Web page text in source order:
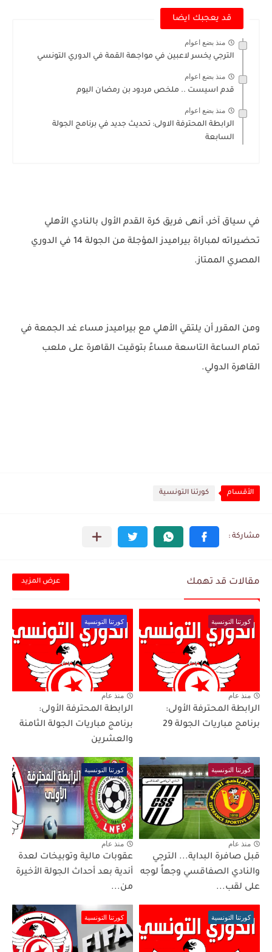
قد يعجبك ايضا
منذ بضع اعوام
الترجي يخسر لاعبين في مواجهة القمة في الدوري التونسي
منذ بضع اعوام
قدم اسيست .. ملخص مردود بن رمضان اليوم
منذ بضع اعوام
الرابطة المحترفة الاولى: تحديث جديد في برنامج الجولة
السابعة
في سياق آخر، أنهى فريق كرة القدم الأول بالنادي الأهلي
تحضيراته لمباراة بيراميدز المؤجلة من الجولة 14 في الدوري
المصري الممتاز.
ومن المقرر أن يلتقي الأهلي مع بيراميدز مساء غد الجمعة في
تمام الساعة التاسعة مساءً بتوقيت القاهرة على ملعب
القاهرة الدولي.
الأقسام كورتنا التونسية
مقالات قد تهمك عرض المزيد
كورتنا التونسية
منذ عام
الرابطة المحترفة الأولى:
برنامج مباريات الجولة 29
كورتنا التونسية
منذ عام
الرابطة المحترفة الأولى:
برنامج مباريات الجولة الثامنة
والعشرين
كورتنا التونسية
منذ عام
قبل صافرة البداية... الترجي
والنادي الصفاقسي وجهاً لوجه
على لقب...
كورتنا التونسية
منذ عام
عقوبات مالية وتوبيخات لعدة
أندية بعد أحداث الجولة الأخيرة
من...
كورتنا التونسية كورتنا التونسية